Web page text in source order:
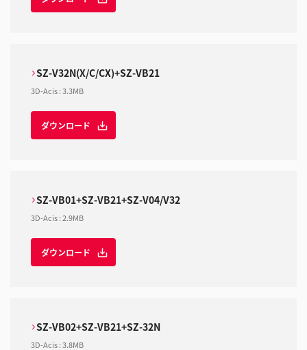
SZ-V32N(X/C/CX)+SZ-VB21
3D-Acis:3.3MB
ダウンロード
SZ-VB01+SZ-VB21+SZ-V04/V32
3D-Acis:2.9MB
ダウンロード
SZ-VB02+SZ-VB21+SZ-32N
3D-Acis:3.8MB